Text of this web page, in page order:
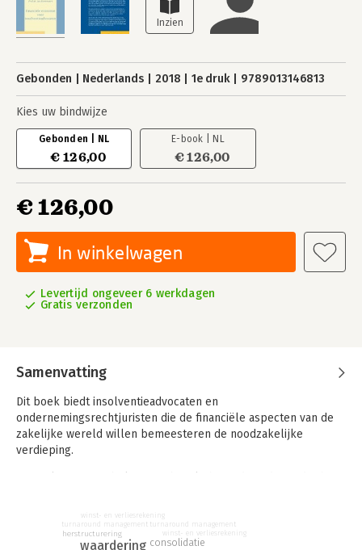
Gebonden Nederlands 2018 1e druk 9789013146813
Kies uw bindwijze
Gebonden | NL
€ 126,00
E-book | NL
€ 126,00
€ 126,00
In winkelwagen
Levertijd ongeveer 6 werkdagen
Gratis verzonden
Samenvatting
Dit boek biedt insolventieadvocaten en
ondernemingsrechtjuristen die de financiële aspecten van de
zakelijke wereld willen bemeesteren de noodzakelijke
verdieping.
terwijl veel juristen ervan zouden profiteren.
waardering consolidatie
herstructurering
turnaround management
winst- en verliesrekening
turnaround management
winst- en verliesrekening